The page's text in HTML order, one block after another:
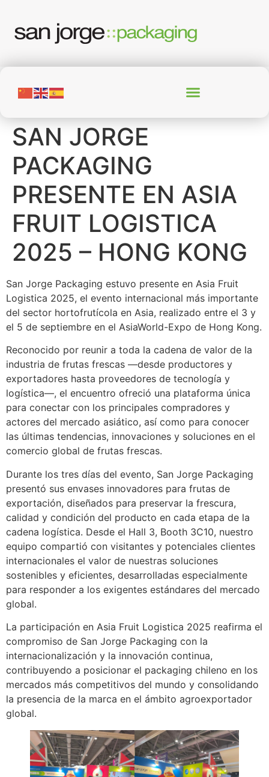
SAN JORGE
PACKAGING
PRESENTE EN ASIA
FRUIT LOGISTICA
2025 – HONG KONG
San Jorge Packaging estuvo presente en Asia Fruit
Logistica 2025, el evento internacional más importante
del sector hortofrutícola en Asia, realizado entre el 3 y
el 5 de septiembre en el AsiaWorld-Expo de Hong Kong.
Reconocido por reunir a toda la cadena de valor de la
industria de frutas frescas —desde productores y
exportadores hasta proveedores de tecnología y
logística—, el encuentro ofreció una plataforma única
para conectar con los principales compradores y
actores del mercado asiático, así como para conocer
las últimas tendencias, innovaciones y soluciones en el
comercio global de frutas frescas.
Durante los tres días del evento, San Jorge Packaging
presentó sus envases innovadores para frutas de
exportación, diseñados para preservar la frescura,
calidad y condición del producto en cada etapa de la
cadena logística. Desde el Hall 3, Booth 3C10, nuestro
equipo compartió con visitantes y potenciales clientes
internacionales el valor de nuestras soluciones
sostenibles y eficientes, desarrolladas especialmente
para responder a los exigentes estándares del mercado
global.
La participación en Asia Fruit Logistica 2025 reafirma el
compromiso de San Jorge Packaging con la
internacionalización y la innovación continua,
contribuyendo a posicionar el packaging chileno en los
mercados más competitivos del mundo y consolidando
la presencia de la marca en el ámbito agroexportador
global.